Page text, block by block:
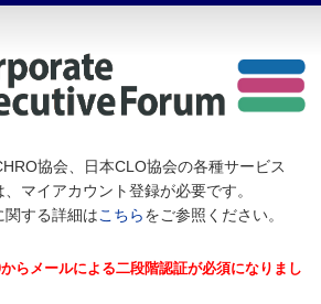
協会、日本CLO協会の各種サービス
マイアカウント登録が必要です。
関する詳細はこちらをご参照ください。
らメールによる二段階認証が必須になりまし